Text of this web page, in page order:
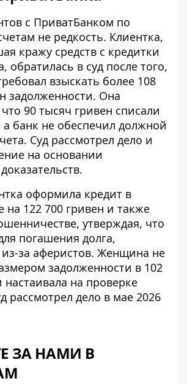
с ПриватБанком по
не редкость. Клиентка,
кражу средств с кредитки
, обратилась в суд после того,
взыскать более 108
задолженности. Она
90 тысяч гривен списали
банк не обеспечил должной
Суд рассмотрел дело и
на основании
оформила кредит в
на 122 700 гривен и также
утверждая, что
погашения долга,
за аферистов. Женщина не
задолженности в 102
настаивала на проверке
рассмотрел дело в мае 2026
ЗА НАМИ В